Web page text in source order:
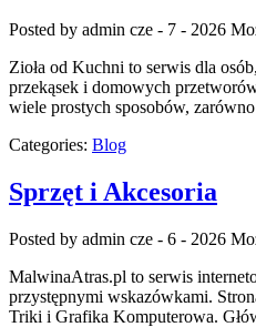
Posted by admin cze - 7 - 2026
Zioła od Kuchni to serwis dla
przekąsek i domowych
wiele prostych sposobów,
Categories: Blog
Sprzęt i Akcesoria
Posted by admin cze - 6 - 2026
MalwinaAtras.pl to serwis
przystępnymi wskazówkami.
Triki i Grafika Komputerowa.